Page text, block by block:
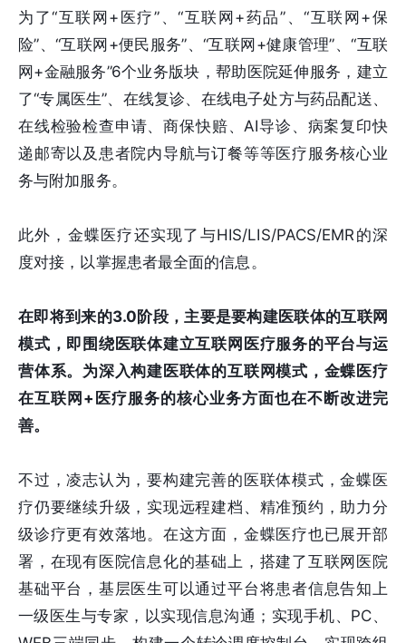
为了“互联网+医疗”、“互联网+药品”、“互联网+保
险”、“互联网+便民服务”、“互联网+健康管理”、“互联
网+金融服务”6个业务版块，帮助医院延伸服务，建立
了“专属医生”、在线复诊、在线电子处方与药品配送、
在线检验检查申请、商保快赔、AI导诊、病案复印快
递邮寄以及患者院内导航与订餐等等医疗服务核心业
务与附加服务。
此外，金蝶医疗还实现了与HIS/LIS/PACS/EMR的深
度对接，以掌握患者最全面的信息。
在即将到来的3.0阶段，主要是要构建医联体的互联网
模式，即围绕医联体建立互联网医疗服务的平台与运
营体系。为深入构建医联体的互联网模式，金蝶医疗
在互联网+医疗服务的核心业务方面也在不断改进完
善。
不过，凌志认为，要构建完善的医联体模式，金蝶医
疗仍要继续升级，实现远程建档、精准预约，助力分
级诊疗更有效落地。在这方面，金蝶医疗也已展开部
署，在现有医院信息化的基础上，搭建了互联网医院
基础平台，基层医生可以通过平台将患者信息告知上
一级医生与专家，以实现信息沟通；实现手机、PC、